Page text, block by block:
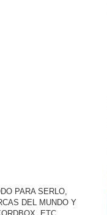
PARA SERLO,
DEL MUNDO Y
ETC